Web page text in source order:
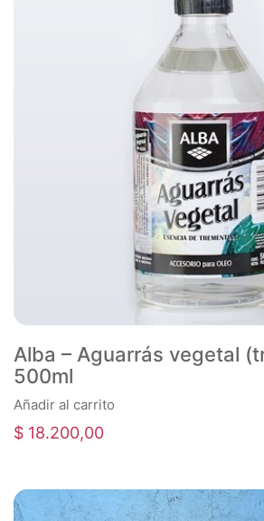
Alba – Aguarrás vegetal
500ml
Añadir al carrito
$ 18.200,00